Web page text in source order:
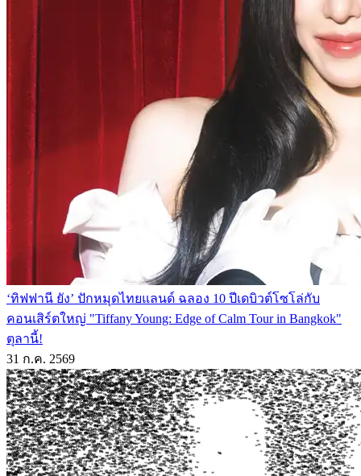
‘ทิฟฟานี ยัง’ ปักหมุดไทยแลนด์ ฉลอง 10 ปีเดบิวต์โซโล่กับ
คอนเสิร์ตใหญ่ "Tiffany Young: Edge of Calm Tour in Bangkok"
ตุลานี้!
31 ก.ค. 2569